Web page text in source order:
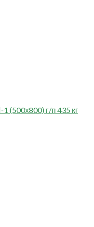
(500х800) г/п 435 кг